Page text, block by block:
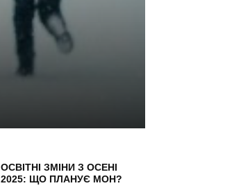
ОСВІТНІ ЗМІНИ З ОСЕНІ
2025: ЩО ПЛАНУЄ МОН?